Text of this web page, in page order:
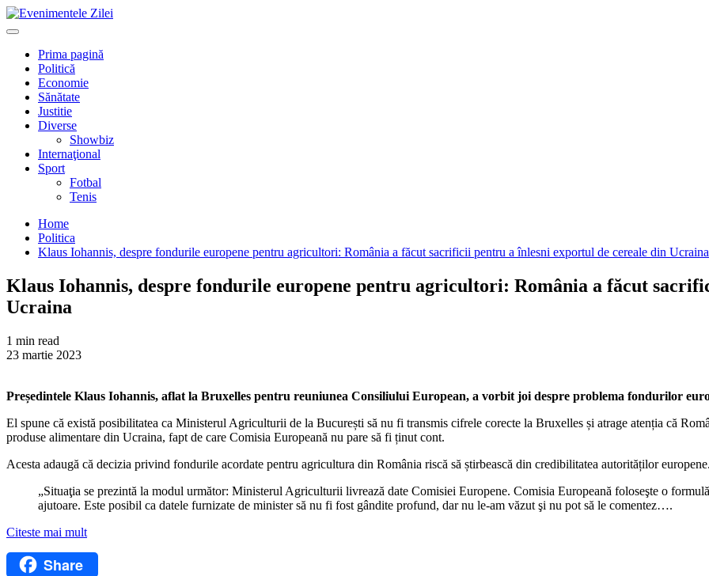
Mergi
la
Primary
Prima pagină
Politică
Economie
Sănătate
Justitie
Diverse
Showbiz
Internaţional
Sport
Fotbal
Tenis
Home
Politica
Klaus Iohannis, despre fondurile europene pentru agricultori: România a făcut sacrificii pentru a înlesni exportul de cereale din Ucraina
Klaus Iohannis, despre fondurile europene pentru agricultori: România a făcut
Ucraina
1 min read
23 martie 2023
Președintele Klaus Iohannis, aflat la Bruxelles pentru reuniunea Consiliului European, a vorbit joi despre problema fondurilor
El spune că există posibilitatea ca Ministerul Agriculturii de la București să nu fi transmis cifrele corecte la Bruxelles și atrage atenția că
produse alimentare din Ucraina, fapt de care Comisia Europeană nu pare să fi ținut cont.
Acesta adaugă că decizia privind fondurile acordate pentru agricultura din România riscă să știrbească din credibilitatea autorităților europene.
„Situaţia se prezintă la modul următor: Ministerul Agriculturii livrează date Comisiei Europene. Comisia Europeană foloseşte o
ajutoare. Este posibil ca datele furnizate de minister să nu fi fost gândite profund, dar nu le-am văzut şi nu pot să le comentez….
Citeste mai mult
Share